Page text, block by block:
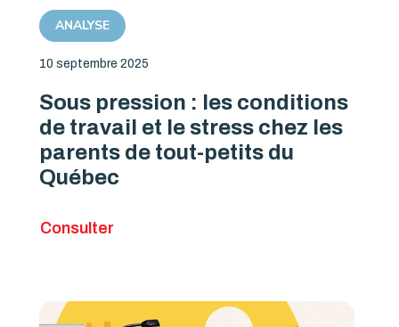
ANALYSE
10 septembre 2025
Sous pression : les conditions
de travail et le stress chez les
parents de tout-petits du
Québec
Consulter